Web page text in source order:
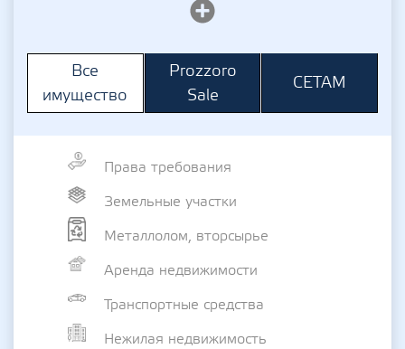
Все
имущество
Prozzoro
Sale
СЕТАМ
Права требования
Земельные участки
Металлолом, вторсырье
Аренда недвижимости
Транспортные средства
Нежилая недвижимость